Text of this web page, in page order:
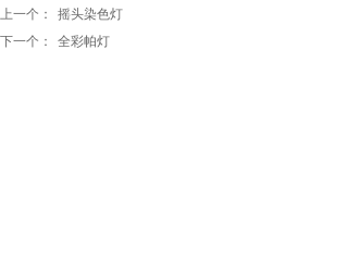
上一个：
摇头染色灯
下一个：
全彩帕灯